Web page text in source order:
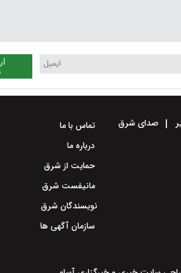
صدای شرق
تماس با ما
درباره ما
حمایت از شرق
مانیفست شرق
نویسندگان شرق
سازمان آگهی ها